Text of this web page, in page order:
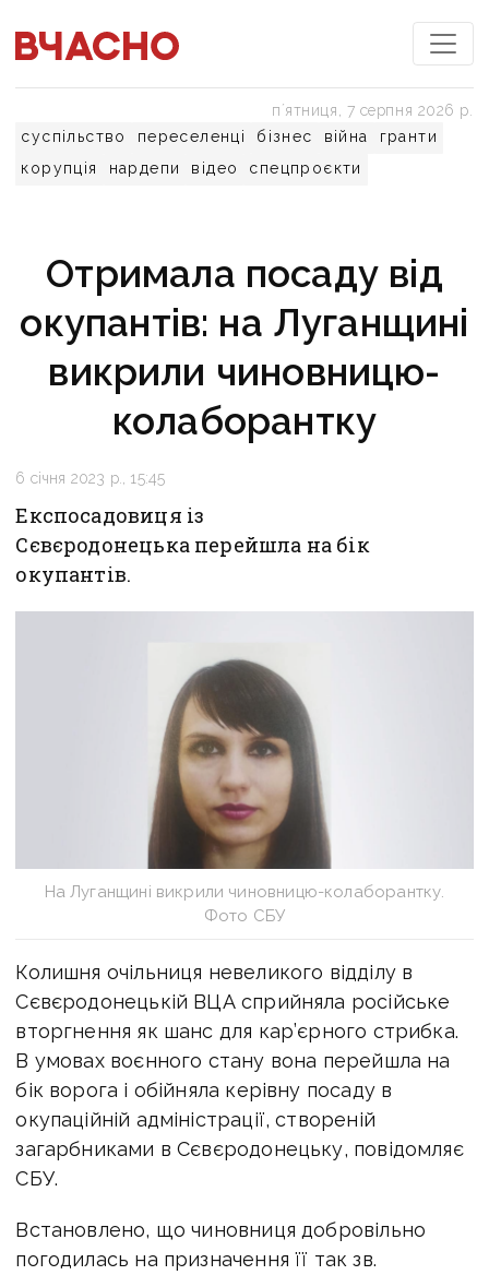
суспільство переселенці бізнес війна
гранти
корупція
нардепи відео спецпроєкти
пʼятниця, 7 серпня 2026 р.
Отримала посаду від
окупантів: на Луганщині
викрили чиновницю-
колаборантку
6 січня 2023 р., 15:45
Експосадовиця із
Сєвєродонецька перейшла на бік
окупантів.
На Луганщині викрили чиновницю-колаборантку.
Фото СБУ
Колишня очільниця невеликого відділу в
Сєвєродонецькій ВЦА сприйняла російське
вторгнення як шанс для кар’єрного стрибка.
В умовах воєнного стану вона перейшла на
бік ворога і обійняла керівну посаду в
окупаційній адміністрації, створеній
загарбниками в Сєвєродонецьку, повідомляє
СБУ.
Встановлено, що чиновниця добровільно
погодилась на призначення її так зв.